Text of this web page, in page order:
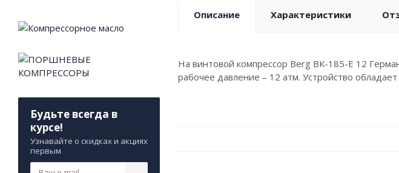
Описание Характеристики
На винтовой компрессор Berg ВК-185-Е 12
рабочее давление – 12 атм. Устройство
Будьте всегда в
курсе!
Узнавайте о скидках и акциях
первым